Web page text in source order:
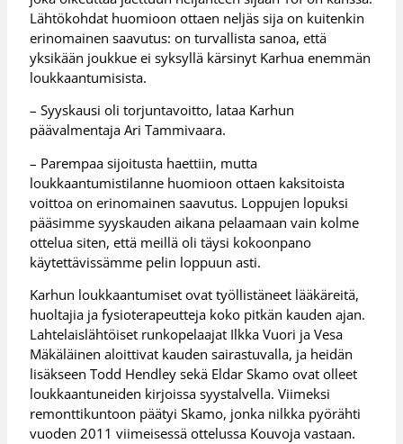
Lähtökohdat huomioon ottaen neljäs sija on kuitenkin
erinomainen saavutus: on turvallista sanoa, että
yksikään joukkue ei syksyllä kärsinyt Karhua enemmän
loukkaantumisista.
– Syyskausi oli torjuntavoitto, lataa Karhun
päävalmentaja Ari Tammivaara.
– Parempaa sijoitusta haettiin, mutta
loukkaantumistilanne huomioon ottaen kaksitoista
voittoa on erinomainen saavutus. Loppujen lopuksi
pääsimme syyskauden aikana pelaamaan vain kolme
ottelua siten, että meillä oli täysi kokoonpano
käytettävissämme pelin loppuun asti.
Karhun loukkaantumiset ovat työllistäneet lääkäreitä,
huoltajia ja fysioterapeutteja koko pitkän kauden ajan.
Lahtelaislähtöiset runkopelaajat Ilkka Vuori ja Vesa
Mäkäläinen aloittivat kauden sairastuvalla, ja heidän
lisäkseen Todd Hendley sekä Eldar Skamo ovat olleet
loukkaantuneiden kirjoissa syystalvella. Viimeksi
remonttikuntoon päätyi Skamo, jonka nilkka pyörähti
vuoden 2011 viimeisessä ottelussa Kouvoja vastaan.